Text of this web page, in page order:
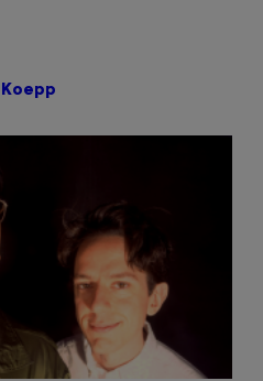
Koepp